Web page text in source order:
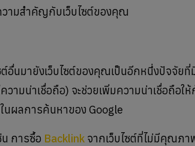
วามสำคัญกับเว็บไซต์ของคุณ
ต์อื่นมายังเว็บไซต์ของคุณเป็นอีกหนึ่งปัจจัย
มน่าเชื่อถือ) จะช่วยเพิ่มความน่าเชื่อถือให้
ผลการค้นหาของ Google
การซื้อ Backlink จากเว็บไซต์ที่ไม่มีคุณภา